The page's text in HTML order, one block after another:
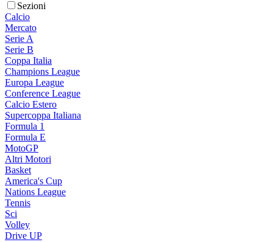
Sezioni
Calcio
Mercato
Serie A
Serie B
Coppa Italia
Champions League
Europa League
Conference League
Calcio Estero
Supercoppa Italiana
Formula 1
Formula E
MotoGP
Altri Motori
Basket
America's Cup
Nations League
Tennis
Sci
Volley
Drive UP